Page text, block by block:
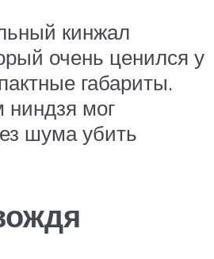
кинжал
очень ценился у
габариты.
мог
шума убить